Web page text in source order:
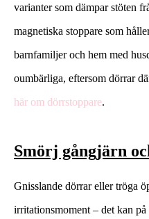
varianter som dämpar stöten
magnetiska stoppare som
barnfamiljer och hem med
oumbärliga, eftersom dörrar
här om dörrstoppare.
Smörj gångjärn
Gnisslande dörrar eller tröga
irritationsmoment – det kan